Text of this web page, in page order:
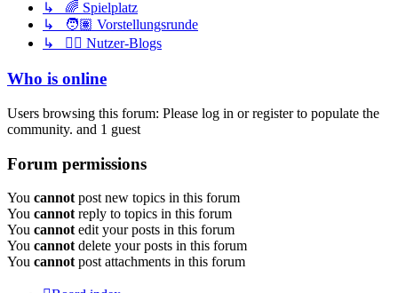
↳ 🌈 Spielplatz
↳ 🧑🏽 Vorstellungsrunde
↳ ✍🏽 Nutzer-Blogs
Who is online
Users browsing this forum: Please log in or register to populate the
community. and 1 guest
Forum permissions
You cannot post new topics in this forum
You cannot reply to topics in this forum
You cannot edit your posts in this forum
You cannot delete your posts in this forum
You cannot post attachments in this forum